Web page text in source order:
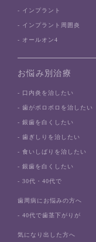
- インプラント
- インプラント周囲炎
- オールオン4
お悩み別治療
- 口内炎を治したい
- 歯がボロボロを治したい
- 銀歯を白くしたい
- 歯ぎしりを治したい
- 食いしばりを治したい
- 銀歯を白くしたい
- 30代・40代で
歯周病にお悩みの方へ
- 40代で歯茎下がりが
気になり出した方へ